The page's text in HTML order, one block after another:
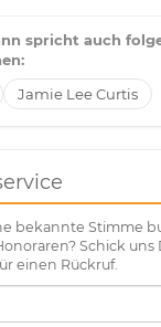
spricht auch
Jamie Lee Curtis
bekannte Stimme
Schick uns
einen Rückruf.